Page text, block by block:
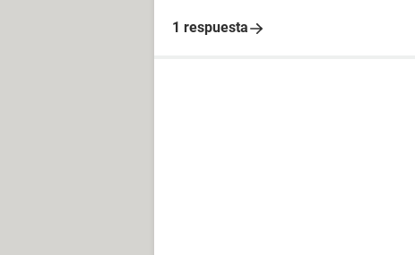
1 respuesta